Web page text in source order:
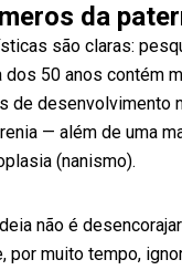
da
são claras:
dos 50 anos contém
de desenvolvimento
— além de uma
(nanismo).
não é
por muito tempo,